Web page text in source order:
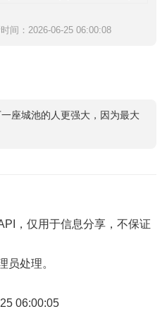
间：2026-06-25 06:00:08
座城池的人更强大，因为最大
，仅用于信息分享，不保证
员处理。
06:00:05